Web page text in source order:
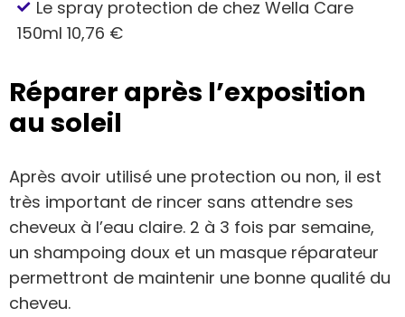
Le spray protection de chez Wella Care
150ml 10,76 €
Réparer après l’exposition
au soleil
Après avoir utilisé une protection ou non, il est
très important de rincer sans attendre ses
cheveux à l’eau claire. 2 à 3 fois par semaine,
un shampoing doux et un masque réparateur
permettront de maintenir une bonne qualité du
cheveu.